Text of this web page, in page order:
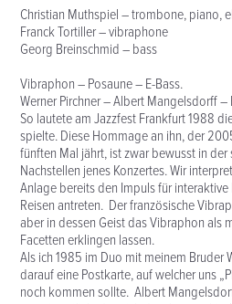
Christian Muthspiel – trombone, piano,
Franck Tortiller – vibraphone
Georg Breinschmid – bass
Vibraphon – Posaune – E-Bass.
Werner Pirchner – Albert Mangelsdorff –
So lautete am Jazzfest Frankfurt 1988
spielte. Diese Hommage an ihn, der
fünften Mal jährt, ist zwar bewusst in
Nachstellen jenes Konzertes. Wir
Anlage bereits den Impuls für
Reisen antreten. Der französische
aber in dessen Geist das Vibraphon als
Facetten erklingen lassen.
Als ich 1985 im Duo mit meinem Bruder
darauf eine Postkarte, auf welcher uns
noch kommen sollte. Albert